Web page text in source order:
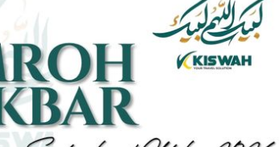
Twitter
Instagram
Youtube